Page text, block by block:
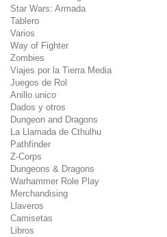
Star Wars: Armada
Tablero
Varios
Way of Fighter
Zombies
Viajes por la Tierra Media
Juegos de Rol
Anillo unico
Dados y otros
Dungeon and Dragons
La Llamada de Cthulhu
Pathfinder
Z-Corps
Dungeons & Dragons
Warhammer Role Play
Merchandising
Llaveros
Camisetas
Libros